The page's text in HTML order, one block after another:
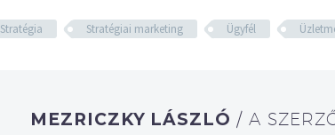
Stratégia Stratégiai marketing Ügyfél
MEZRICZKY LÁSZLÓ/ A